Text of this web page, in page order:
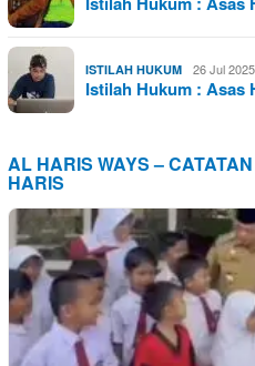
ISTILAH HUKUM 26 Jul
Istilah Hukum : Asas
AL HARIS WAYS –
HARIS